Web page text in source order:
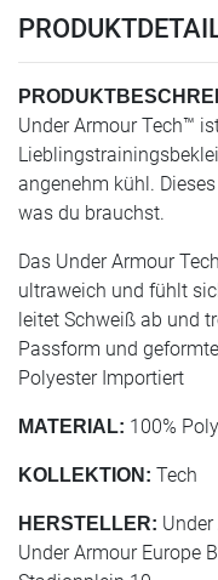
Under Armour Tech™
angenehm kühl.
was du brauchst.
Das Under Armour
ultraweich und fühlt
leitet Schweiß ab und
Passform und
Polyester Importiert
MATERIAL: 100%
KOLLEKTION: Tech
HERSTELLER:
Under Armour Europe